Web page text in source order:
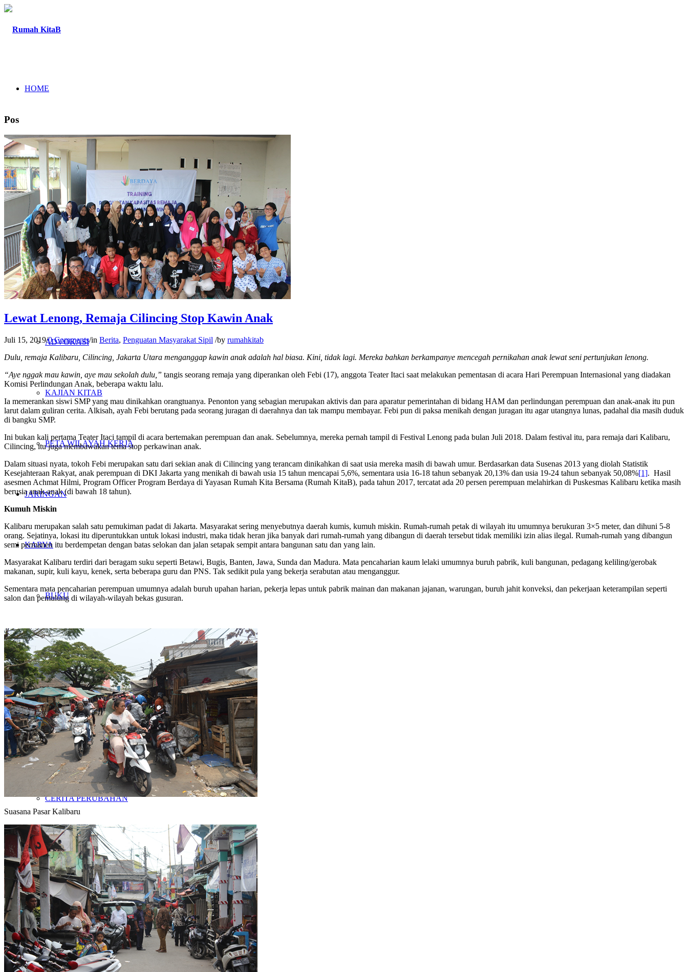
HOME
TENTANG
PROGRAM
PENELITIAN
PENDIDIKAN KRITIS
ADVOKASI
KAJIAN KITAB
PETA WILAYAH KERJA
JARINGAN
KARYA
BUKU
NEWSLETTER
VIDEO & DOKUMENTER
LEAFLET & INFOGRAFIS
CERITA PERUBAHAN
OPINI
KIRIM TULISAN
KABAR
Pos
Lewat Lenong, Remaja Cilincing Stop Kawin Anak
Juli 15, 2019/0 Comments/in Berita, Penguatan Masyarakat Sipil /by rumahkitab
Dulu , remaja Kalibaru, Cilincing, Jakarta Utara menganggap kawin anak adalah hal biasa. Kini , tidaklagi. Mereka bahkan berkampanye mencegah pernikahan anak lewat seni pertunjukan lenong.
“Aye nggak mau kawin, aye mau sekolah dulu,” tangis seorang remaja yang diperankan oleh Febi (17), anggota Teater Itaci saat melakukan pementasan di acara Hari Perempuan Internasional yang diadakan
Komisi Perlindungan Anak, beberapa waktu lalu.
Ia memerankan siswi SMP yang mau dinikahkan orangtuanya. Penonton yang sebagian merupakan aktivis dan para aparatur pemerintahan di bidang HAM dan perlindungan perempuan dan anak-anak itu pun
larut dalam guliran cerita. Alkisah, ayah Febi berutang pada seorang juragan di daerahnya dan tak mampu membayar. Febi pun di paksa menikah dengan juragan itu agar utangnya lunas, padahal dia masih duduk
di bangku SMP.
Ini bukan kali pertama Teater Itaci tampil di acara bertemakan perempuan dan anak. Sebelumnya, mereka pernah tampil di Festival Lenong pada bulan Juli 2018. Dalam festival itu, para remaja dari Kalibaru,
Cilincing, itu juga membawakan tema stop perkawinan anak.
Dalam situasi nyata, tokoh Febi merupakan satu dari sekian anak di Cilincing yang terancam dinikahkan di saat usia mereka masih di bawah umur. Berdasarkan data Susenas 2013 yang diolah Statistik
Kesejahteraan Rakyat, anak perempuan di DKI Jakarta yang menikah di bawah usia 15 tahun mencapai 5,6%, sementara usia 16-18 tahun sebanyak 20,13% dan usia 19-24 tahun sebanyak 50,08%[1]. Hasil
asesmen Achmat Hilmi, Program Officer Program Berdaya di Yayasan Rumah Kita Bersama (Rumah KitaB), pada tahun 2017, tercatat ada 20 persen perempuan melahirkan di Puskesmas Kalibaru ketika masih
berusia anak-anak (di bawah 18 tahun).
Kumuh Miskin
Kalibaru merupakan salah satu pemukiman padat di Jakarta. Masyarakat sering menyebutnya daerah kumis, kumuh miskin. Rumah-rumah petak di wilayah itu umumnya berukuran 3×5 meter, dan dihuni 5-8
orang. Sejatinya, lokasi itu diperuntukkan untuk lokasi industri, maka tidak heran jika banyak dari rumah-rumah yang dibangun di daerah tersebut tidak memiliki izin alias ilegal. Rumah-rumah yang dibangun
semi permanen itu berdempetan dengan batas selokan dan jalan setapak sempit antara bangunan satu dan yang lain.
Masyarakat Kalibaru terdiri dari beragam suku seperti Betawi, Bugis, Banten, Jawa, Sunda dan Madura. Mata pencaharian kaum lelaki umumnya buruh pabrik, kuli bangunan, pedagang keliling/gerobak
makanan, supir, kuli kayu, kenek, serta beberapa guru dan PNS. Tak sedikit pula yang bekerja serabutan atau menganggur.
Sementara mata pencaharian perempuan umumnya adalah buruh upahan harian, pekerja lepas untuk pabrik mainan dan makanan jajanan, warungan, buruh jahit konveksi, dan pekerjaan keterampilan seperti
salon dan pemulung di wilayah-wilayah bekas gusuran.
Suasana Pasar Kalibaru